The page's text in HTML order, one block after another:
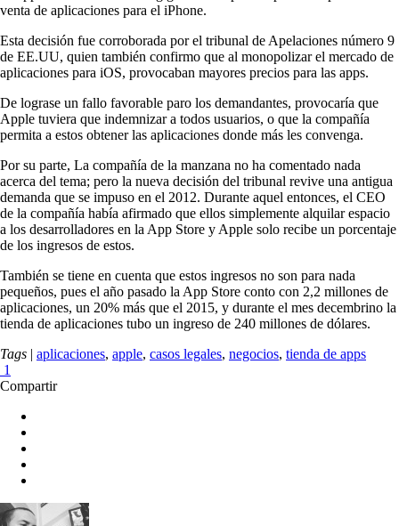
venta de aplicaciones para el iPhone.
Esta decisión fue corroborada por el tribunal de Apelaciones número 9
de EE.UU, quien también confirmo que al monopolizar el mercado de
aplicaciones para iOS, provocaban mayores precios para las apps.
De lograse un fallo favorable paro los demandantes, provocaría que
Apple tuviera que indemnizar a todos usuarios, o que la compañía
permita a estos obtener las aplicaciones donde más les convenga.
Por su parte, La compañía de la manzana no ha comentado nada
acerca del tema; pero la nueva decisión del tribunal revive una antigua
demanda que se impuso en el 2012. Durante aquel entonces, el CEO
de la compañía había afirmado que ellos simplemente alquilar espacio
a los desarrolladores en la App Store y Apple solo recibe un porcentaje
de los ingresos de estos.
También se tiene en cuenta que estos ingresos no son para nada
pequeños, pues el año pasado la App Store conto con 2,2 millones de
aplicaciones, un 20% más que el 2015, y durante el mes decembrino la
tienda de aplicaciones tubo un ingreso de 240 millones de dólares.
Tags | aplicaciones, apple, casos legales, negocios, tienda de apps
1
Compartir